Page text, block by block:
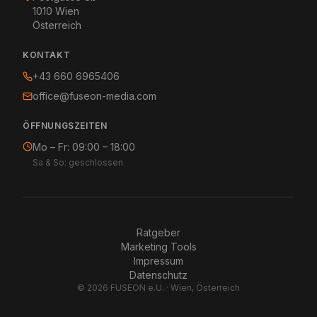
1010 Wien
Österreich
KONTAKT
+43 660 6965406
office@fuseon-media.com
ÖFFNUNGSZEITEN
Mo – Fr: 09:00 – 18:00
Sa & So: geschlossen
Ratgeber
Marketing Tools
Impressum
Datenschutz
© 2026 FUSEON e.U. · Wien, Österreich